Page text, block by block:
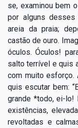
se, examinou bem
por alguns desses
areia da praia;
castão de ouro.
óculos. Óculos!
salto terrível e quis
com muito esforço.
quis escutar bem:
grande *todo, ei-lo!
existências,
revoltadas e